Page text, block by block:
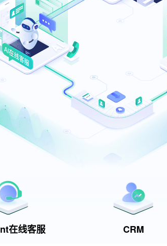
在线客服 CRM